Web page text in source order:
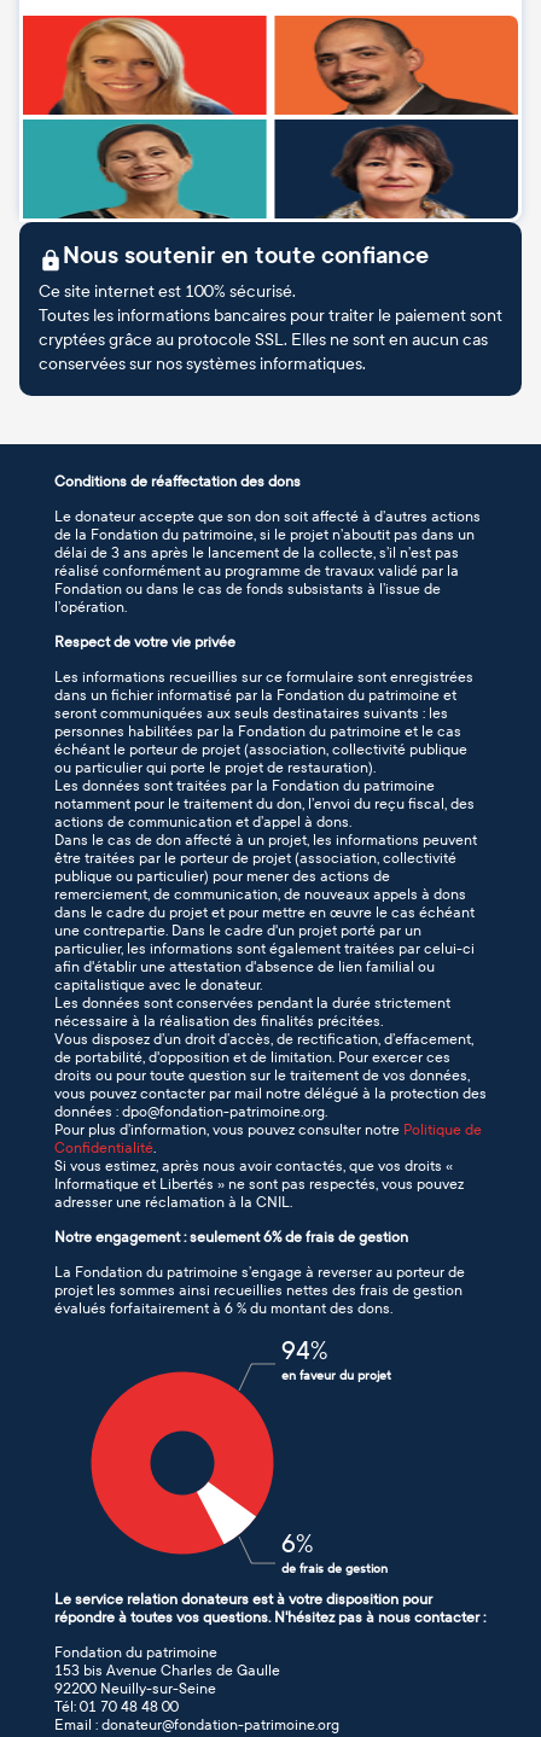
Nous soutenir en toute confiance
Ce site internet est 100% sécurisé.
Toutes les informations bancaires pour traiter le paiement sont
cryptées grâce au protocole SSL. Elles ne sont en aucun cas
conservées sur nos systèmes informatiques.
Conditions de réaffectation des dons
Le donateur accepte que son don soit affecté à d’autres actions
de la Fondation du patrimoine, si le projet n’aboutit pas dans un
délai de 3 ans après le lancement de la collecte, s’il n’est pas
réalisé conformément au programme de travaux validé par la
Fondation ou dans le cas de fonds subsistants à l’issue de
l’opération.
Respect de votre vie privée
Les informations recueillies sur ce formulaire sont enregistrées
dans un fichier informatisé par la Fondation du patrimoine et
seront communiquées aux seuls destinataires suivants : les
personnes habilitées par la Fondation du patrimoine et le cas
échéant le porteur de projet (association, collectivité publique
ou particulier qui porte le projet de restauration).
Les données sont traitées par la Fondation du patrimoine
notamment pour le traitement du don, l’envoi du reçu fiscal, des
actions de communication et d’appel à dons.
Dans le cas de don affecté à un projet, les informations peuvent
être traitées par le porteur de projet (association, collectivité
publique ou particulier) pour mener des actions de
remerciement, de communication, de nouveaux appels à dons
dans le cadre du projet et pour mettre en œuvre le cas échéant
une contrepartie. Dans le cadre d'un projet porté par un
particulier, les informations sont également traitées par celui-ci
afin d'établir une attestation d'absence de lien familial ou
capitalistique avec le donateur.
Les données sont conservées pendant la durée strictement
nécessaire à la réalisation des finalités précitées.
Vous disposez d’un droit d’accès, de rectification, d’effacement,
de portabilité, d'opposition et de limitation. Pour exercer ces
droits ou pour toute question sur le traitement de vos données,
vous pouvez contacter par mail notre délégué à la protection des
données : dpo@fondation-patrimoine.org.
Pour plus d’information, vous pouvez consulter notre Politique de
Confidentialité.
Si vous estimez, après nous avoir contactés, que vos droits «
Informatique et Libertés » ne sont pas respectés, vous pouvez
adresser une réclamation à la CNIL.
Notre engagement : seulement 6% de frais de gestion
La Fondation du patrimoine s’engage à reverser au porteur de
projet les sommes ainsi recueillies nettes des frais de gestion
évalués forfaitairement à 6 % du montant des dons.
94%
en faveur du projet
6%
de frais de gestion
Le service relation donateurs est à votre disposition pour
répondre à toutes vos questions. N'hésitez pas à nous contacter :
Fondation du patrimoine
153 bis Avenue Charles de Gaulle
92200 Neuilly-sur-Seine
Tél: 01 70 48 48 00
Email : donateur@fondation-patrimoine.org